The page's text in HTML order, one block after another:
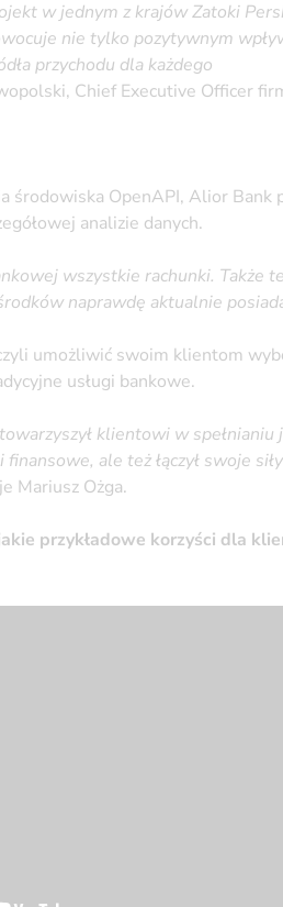
w jednym z krajów Zatoki
nie tylko pozytywnym
przychodu dla każdego
Chief Executive Officer
środowiska OpenAPI, Alior Bank
analizie danych.
wszystkie rachunki. Także
naprawdę aktualnie
umożliwić swoim klientom
usługi bankowe.
klientowi w spełnianiu
ale też łączył swoje
Mariusz Ożga.
przykładowe korzyści dla